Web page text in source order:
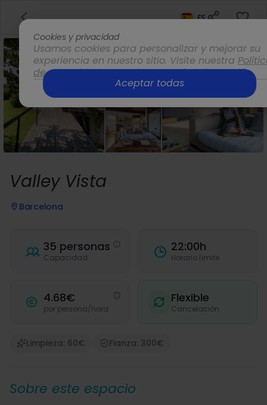
ES
Valley Vista
Barcelona
35 personas
Capacidad
22:00h
Horario límite
4.68€
por persona/hora
Flexible
Cancelación
Limpieza: 60€ Fianza: 300€
Sobre este espacio
Cookies y privacidad
Usamos cookies para personalizar y mejorar su
experiencia en nuestro sitio. Visite nuestra
de privacidadpara obtener más información.
Opciones
Aceptar todas